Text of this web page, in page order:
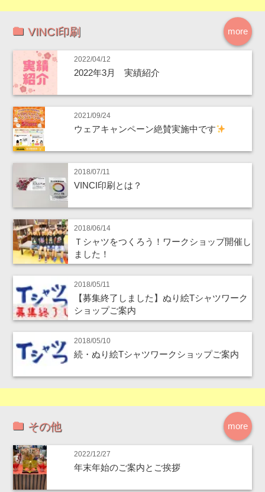
more
VINCI印刷
2022/04/12
2022年3月 実績紹介
2021/09/24
ウェアキャンペーン絶賛実施中です
2018/07/11
VINCI印刷とは？
2018/06/14
Ｔシャツをつくろう！ワークショップ開催し
ました！
2018/05/11
【募集終了しました】ぬり絵Tシャツワーク
ショップご案内
2018/05/10
続・ぬり絵Tシャツワークショップご案内
more
その他
2022/12/27
年末年始のご案内とご挨拶